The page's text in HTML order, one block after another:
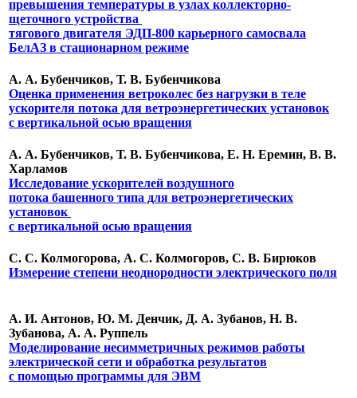
превышения температуры в узлах коллекторно-
щеточного устройства
тягового двигателя ЭДП-800 карьерного самосвала
БелАЗ в стационарном режиме
А. А. Бубенчиков, Т. В. Бубенчикова
Оценка применения ветроколес без нагрузки в теле
ускорителя потока для ветроэнергетических установок
с вертикальной осью вращения
А. А. Бубенчиков, Т. В. Бубенчикова, Е. Н. Еремин, В. В.
Харламов
Исследование ускорителей воздушного
потока башенного типа для ветроэнергетических
установок
с вертикальной осью вращения
С. С. Колмогорова, А. С. Колмогоров, С. В. Бирюков
Измерение степени неоднородности электрического поля
А. И. Антонов, Ю. М. Денчик, Д. А. Зубанов, Н. В.
Зубанова, А. А. Руппель
Моделирование несимметричных режимов работы
электрической сети и обработка результатов
с помощью программы для ЭВМ